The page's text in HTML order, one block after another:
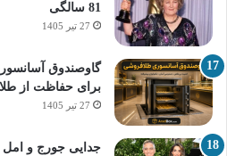
81 سالگی
27 تیر 1405
گاوصندوق
برای حفاظت از
27 تیر 1405
جدایی جورج و امل